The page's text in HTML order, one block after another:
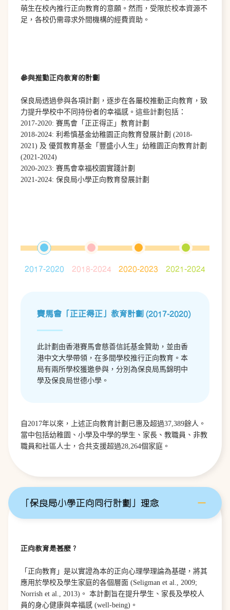
萌生在校內推行正向教育的意願。然而，受限於校本資源不
足，各校仍需尋求外間機構的經費資助。
參與推動正向教育的計劃
保良局透過參與各項計劃，逐步在各屬校推動正向教育，致
力提升學校中不同持份者的幸福感。這些計劃包括：
2017-2020: 賽馬會「正正得正」教育計劃
2018-2024:利希慎基金幼稚園正向教育發展計劃 (2018-
2021) 及 優質教育基金「豐盛小人生」幼稚園正向教育計劃
(2021-2024)
2020-2023: 賽馬會幸福校園實踐計劃
2021-2024: 保良局小學正向教育發展計劃
2017-2020 2018-2024 2020-2023 2021-2024
賽馬會「正正得正」教育計劃 (2017-2020)
此計劃由香港賽馬會慈善信託基金贊助，並由香
港中文大學帶領，在多間學校推行正向教育。本
局有兩所學校獲邀參與，分別為保良局馬錦明中
學及保良局世德小學。
自2017年以來，上述正向教育計劃已惠及超過37,389餘人。
當中包括幼稚園、小學及中學的學生、家長、教職員、非教
職員和社區人士，合共支援超過28,264個家庭。
「保良局小學正向同行計劃」理念
正向教育是甚麼？
「正向教育」是以實證為本的正向心理學理論為基礎，將其
應用於學校及學生家庭的各個層面 (Seligman et al., 2009;
Norrish et al., 2013)。 本計劃旨在提升學生、家長及學校人
員的身心健康與幸福感 (well-being)。